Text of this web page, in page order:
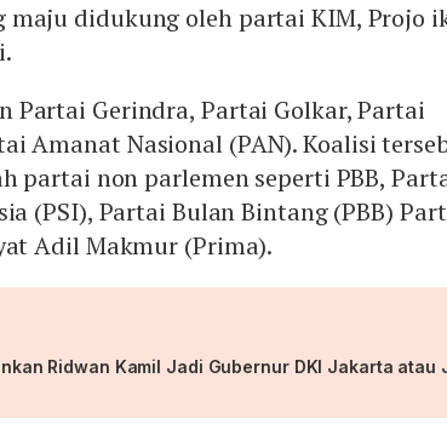
maju didukung oleh partai KIM, Projo
Partai Gerindra, Partai Golkar, Partai
Amanat Nasional (PAN). Koalisi
partai non parlemen seperti PBB,
(PSI), Partai Bulan Bintang (PBB)
Adil Makmur (Prima).
Ridwan Kamil Jadi Gubernur DKI Jakarta atau